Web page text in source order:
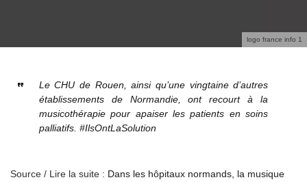
logo france info 1
Le CHU de Rouen, ainsi qu’une vingtaine d’autres
établissements de Normandie, ont recourt à la
musicothérapie pour apaiser les patients en soins
palliatifs. #IlsOntLaSolution
Source / Lire la suite : Dans les hôpitaux normands, la musique